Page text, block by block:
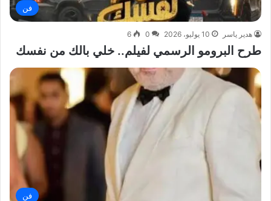
فن
هدير ياسر 10 يوليو، 2026 0
6
طرح البرومو الرسمي لفيلم.. خلي بالك من نفسك
فن